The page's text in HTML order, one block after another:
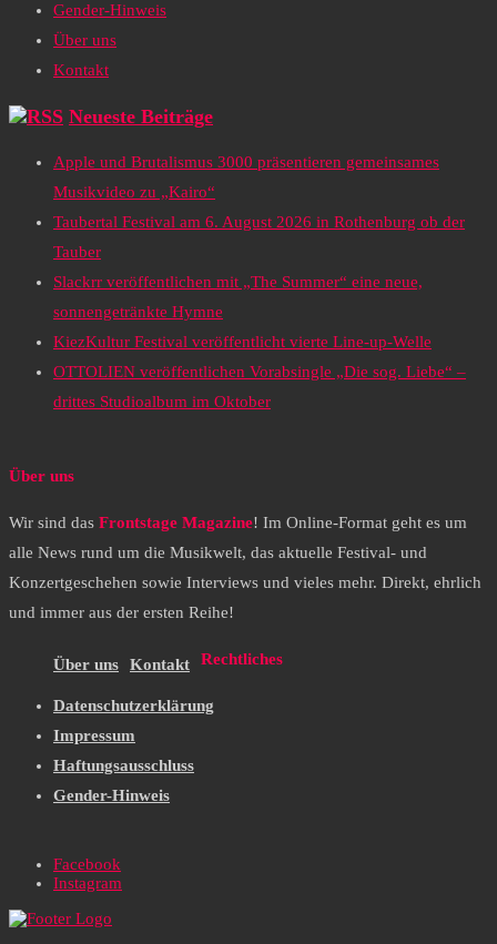
Gender-Hinweis
Über uns
Kontakt
Neueste Beiträge
Apple und Brutalismus 3000 präsentieren gemeinsames
Musikvideo zu „Kairo“
Taubertal Festival am 6. August 2026 in Rothenburg ob der
Tauber
Slackrr veröffentlichen mit „The Summer“ eine neue,
sonnengetränkte Hymne
KiezKultur Festival veröffentlicht vierte Line-up-Welle
OTTOLIEN veröffentlichen Vorabsingle „Die sog. Liebe“ –
drittes Studioalbum im Oktober
Über uns
Wir sind das Frontstage Magazine! Im Online-Format geht es um
alle News rund um die Musikwelt, das aktuelle Festival- und
Konzertgeschehen sowie Interviews und vieles mehr. Direkt, ehrlich
und immer aus der ersten Reihe!
Über uns Kontakt Rechtliches
Datenschutzerklärung
Impressum
Haftungsausschluss
Gender-Hinweis
Facebook
Instagram